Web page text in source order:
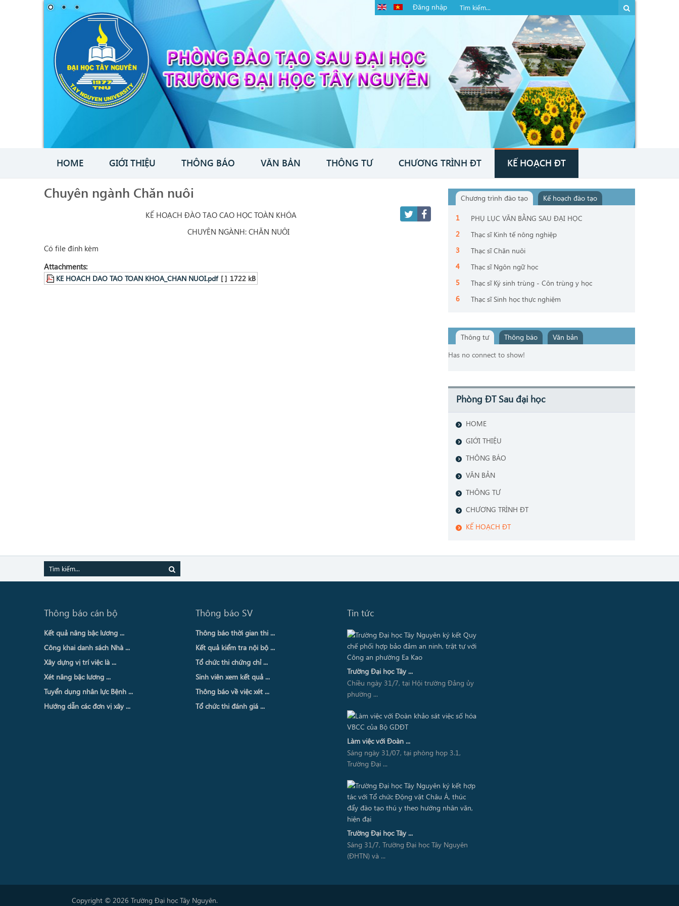
Đăng nhập
HOME GIỚI THIỆU THÔNG BÁO VĂN BẢN THÔNG TƯ CHƯƠNG TRÌNH ĐT KẾ HOẠCH ĐT
Chuyên ngành Chăn nuôi
KẾ HOẠCH ĐÀO TẠO CAO HỌC TOÀN KHÓA
CHUYÊN NGÀNH: CHĂN NUÔI
Có file đính kèm
Attachments:
KE HOACH DAO TAO TOAN KHOA_CHAN NUOI.pdf [ ] 1722 kB
Chương trình đào tạo Kế hoạch đào tạo
PHỤ LỤC VĂN BẰNG SAU ĐẠI HỌC
Thạc sĩ Kinh tế nông nghiệp
Thạc sĩ Chăn nuôi
Thạc sĩ Ngôn ngữ học
Thạc sĩ Ký sinh trùng - Côn trùng y học
Thạc sĩ Sinh học thực nghiệm
Thông tư Thông báo
Văn bản
Has no connect to show!
Phòng ĐT Sau đại học
HOME
GIỚI THIỆU
THÔNG BÁO
VĂN BẢN
THÔNG TƯ
CHƯƠNG TRÌNH ĐT
KẾ HOẠCH ĐT
Thông báo cán bộ
Kết quả nâng bậc lương ...
Công khai danh sách Nhà ...
Xây dựng vị trí việc là ...
Xét nâng bậc lương ...
Tuyển dụng nhân lực Bệnh ...
Hướng dẫn các đơn vị xây ...
Thông báo SV
Thông báo thời gian thi ...
Kết quả kiểm tra nội bộ ...
Tổ chức thi chứng chỉ ...
Sinh viên xem kết quả ...
Thông báo về việc xét ...
Tổ chức thi đánh giá ...
Tin tức
Trường Đại học Tây ...
Chiều ngày 31/7, tại Hội trường Đảng ủy
phường ...
Làm việc với Đoàn ...
Sáng ngày 31/07, tại phòng họp 3.1,
Trường Đại ...
Trường Đại học Tây ...
Sáng 31/7, Trường Đại học Tây Nguyên
(ĐHTN) và ...
Copyright © 2026 Trường Đại học Tây Nguyên.